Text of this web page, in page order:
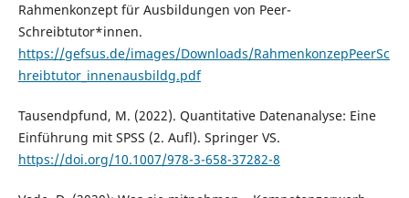
Rahmenkonzept für Ausbildungen von Peer-
Schreibtutor*innen.
https://gefsus.de/images/Downloads/RahmenkonzepPeerSc
hreibtutor_innenausbildg.pdf
Tausendpfund, M. (2022). Quantitative Datenanalyse: Eine
Einführung mit SPSS (2. Aufl). Springer VS.
https://doi.org/10.1007/978-3-658-37282-8